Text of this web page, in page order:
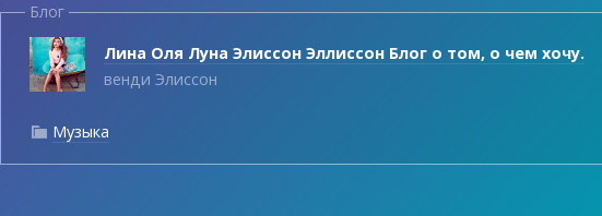
Блог
Лина Оля Луна Элиссон Эллиссон Блог о том, о чем хочу.
венди Элиссон
 Музыка